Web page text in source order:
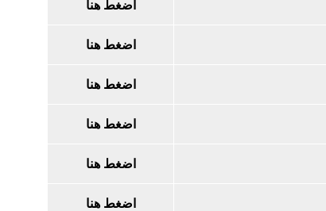
اضغط هنا
اضغط هنا
اضغط هنا
اضغط هنا
اضغط هنا
اضغط هنا